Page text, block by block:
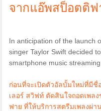
จากแอ๊พสป็อตติฟ
In anticipation of the launch
singer Taylor Swift decided
smartphone music
ก่อนที่จะเปิดตัวอัลบั้มใหม่ที่มีชื่อ
เลอร์ สวิฟท์ ตัดสินใจถอดเพล
ฟาย ที่ให้บริการสตรีมเพลงผ่